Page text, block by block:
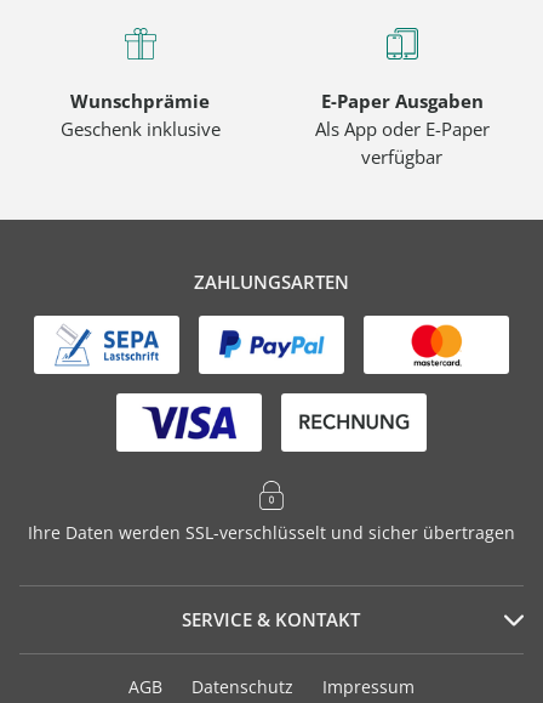
Wunschprämie
Geschenk inklusive
E-Paper Ausgaben
Als App oder E-Paper
verfügbar
ZAHLUNGSARTEN
Ihre Daten werden SSL-verschlüsselt und sicher übertragen
SERVICE & KONTAKT
Serviceportal
AGB Datenschutz Impressum